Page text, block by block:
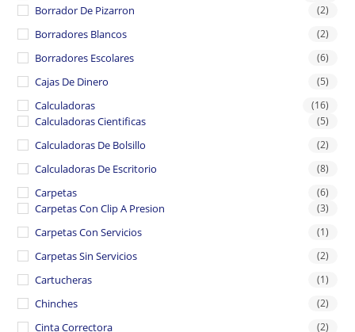
Borrador De Pizarron (2)
Borradores Blancos (2)
Borradores Escolares (6)
Cajas De Dinero (5)
Calculadoras (16)
Calculadoras Cientificas (5)
Calculadoras De Bolsillo (2)
Calculadoras De Escritorio (8)
Carpetas (6)
Carpetas Con Clip A Presion (3)
Carpetas Con Servicios (1)
Carpetas Sin Servicios (2)
Cartucheras (1)
Chinches (2)
Cinta Correctora (2)